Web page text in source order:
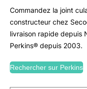
Commandez la joint
constructeur chez
livraison rapide depuis
Perkins® depuis 2003.
Rechercher sur Perkins